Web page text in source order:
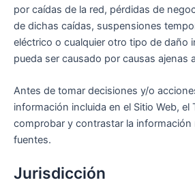
por caídas de la red, pérdidas de
de dichas caídas, suspensiones
eléctrico o cualquier otro tipo de daño
pueda ser causado por causas ajenas
Antes de tomar decisiones y/o
información incluida en el Sitio Web, el
comprobar y contrastar la información
fuentes.
Jurisdicción